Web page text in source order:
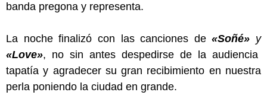
banda pregona y representa.
La noche finalizó con las canciones de«Soñé» y
«Love», no sin antes despedirse de la audiencia
tapatía y agradecer su gran recibimiento en nuestra
perla poniendo la ciudad en grande.